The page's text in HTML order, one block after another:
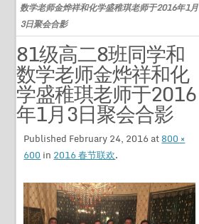
数学老师金烨祥和化学盛稚琪老师于2016年1月
3日聚会合影
81级高二8班同学和
数学老师金烨祥和化
学盛稚琪老师于2016
年1月3日聚会合影
Published February 24, 2016 at800 ×
600 in 2016 春节联欢.